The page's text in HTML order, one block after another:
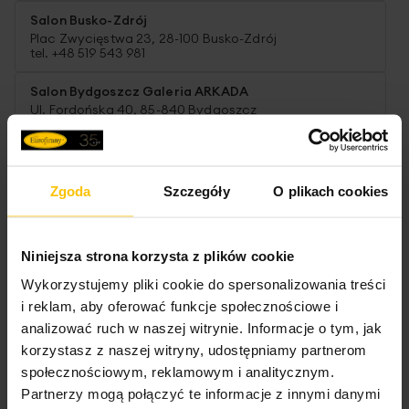
Zgoda Szczegóły O plikach cookies
Niniejsza strona korzysta z plików cookie
Wykorzystujemy pliki cookie do spersonalizowania treści
i reklam, aby oferować funkcje społecznościowe i
analizować ruch w naszej witrynie. Informacje o tym, jak
korzystasz z naszej witryny, udostępniamy partnerom
społecznościowym, reklamowym i analitycznym.
Partnerzy mogą połączyć te informacje z innymi danymi
Salon Busko-Zdrój
Plac Zwycięstwa 23, 28-100 Busko-Zdrój
tel. +48 519 543 981
Salon Bydgoszcz Galeria ARKADA
Ul. Fordońska 40, 85-840 Bydgoszcz
tel. +48 504 771 196
Ul. Trzebińska 40, 32-500 Chrzanów
tel. +48 519 543 964
Salon Częstochowa Galeria Jurajska
Al. Wojska Polskiego 207, 42-200 Częstochowa
tel. +48 515 161 076
Salon Dębica
Ul. Krakowska 25, 39-200 Dębica